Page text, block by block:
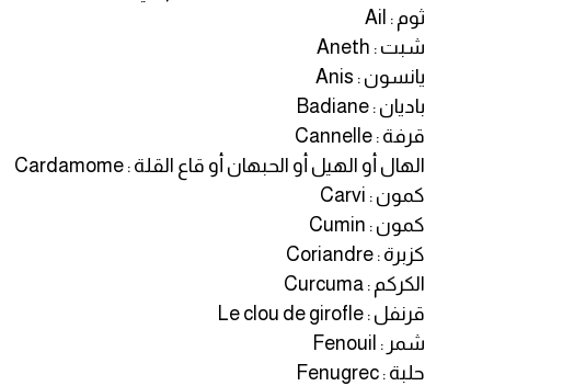
اختبار تحديد مستوى اللغة الانجليزية
حروف العلة بالانجليزي
الاصوات الصحيحة في الانجليزية
قاموس كلمات انجليزية
قاموس عربي انجليزي
اسماء الدول باللغة الانجليزية
تعلم اللغة الفرنسية
ثوم : Ail
شبت : Aneth
يانسون : Anis
باديان : Badiane
قرفة : Cannelle
الهال أو الهيل أو الحبهان أو قاع القلة : Cardamome
كمون : Carvi
كمون : Cumin
كزبرة : Coriandre
الكركم : Curcuma
قرنفل : Le clou de girofle
شمر : Fenouil
حلبة : Fenugrec